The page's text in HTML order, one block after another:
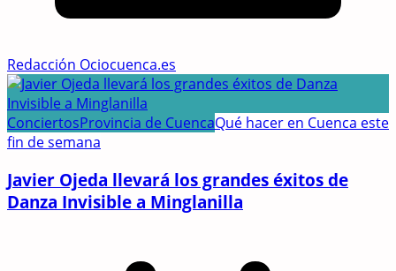
Redacción Ociocuenca.es
ConciertosProvincia de CuencaQué hacer en Cuenca este
fin de semana
Javier Ojeda llevará los grandes éxitos de
Danza Invisible a Minglanilla